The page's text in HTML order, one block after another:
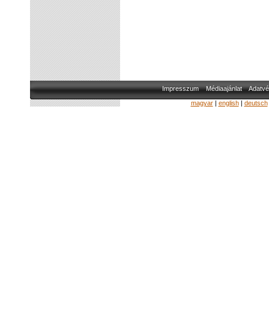
Impresszum Médiaajánlat
magyar| english| deutsch